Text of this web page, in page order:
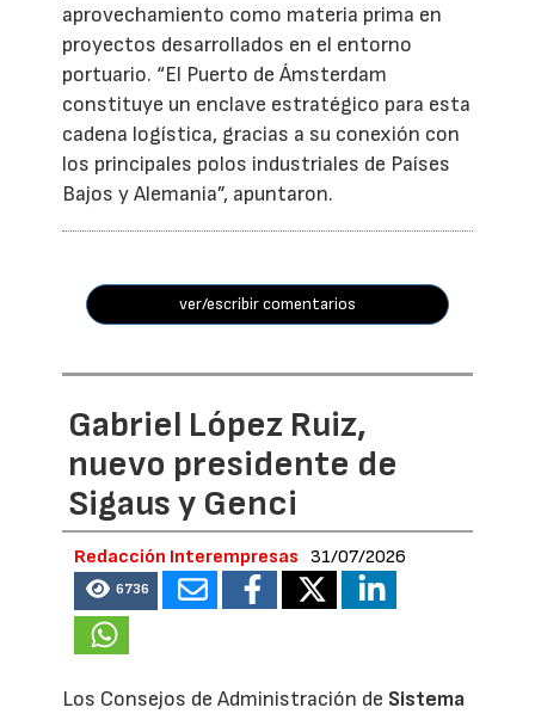
aprovechamiento como materia prima en
proyectos desarrollados en el entorno
portuario. “El Puerto de Ámsterdam
constituye un enclave estratégico para esta
cadena logística, gracias a su conexión con
los principales polos industriales de Países
Bajos y Alemania”, apuntaron.
ver/escribir comentarios
Gabriel López Ruiz,
nuevo presidente de
Sigaus y Genci
Redacción Interempresas 31/07/2026
6736
Los Consejos de Administración de Sistema